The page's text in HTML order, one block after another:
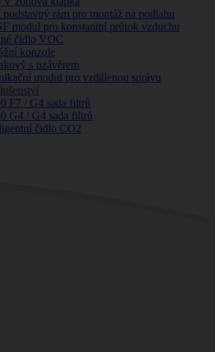
rám pro montáž na podlahu
modul pro konstantní průtok vzduchu
čidlo VOC
konzole
s uzávěrem
modul pro vzdálenou správu
F7 / G4 sada filtrů
G4 / G4 sada filtrů
čidlo CO2